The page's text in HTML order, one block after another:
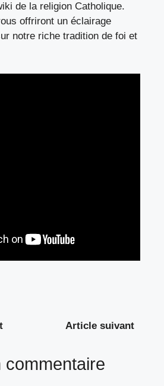
de la religion Catholique.
offriront un éclairage
notre riche tradition de foi et
Article suivant
commentaire